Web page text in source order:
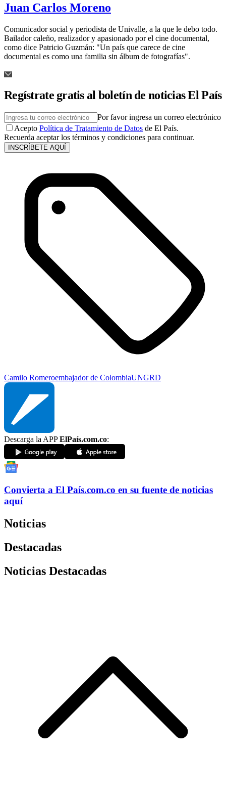
Juan Carlos Moreno
Comunicador social y periodista de Univalle, a la que le debo todo.
Bailador caleño, realizador y apasionado por el cine documental,
como dice Patricio Guzmán: "Un país que carece de cine
documental es como una familia sin álbum de fotografías".
Regístrate gratis al boletín de noticias El País
Por favor ingresa un correo electrónico
Acepto Política de Tratamiento de Datos de El País.
Recuerda aceptar los términos y condiciones para continuar.
INSCRÍBETE AQUÍ
Camilo Romeroembajador de ColombiaUNGRD
Descarga la APPElPaís.com.co:
Convierta a El País.com.co en su fuente de noticias
aquí
Noticias
Destacadas
Noticias Destacadas